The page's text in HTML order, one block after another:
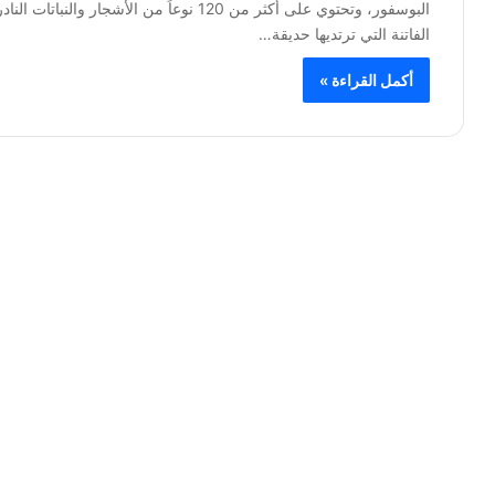
البوسفور، وتحتوي على أكثر من 120 نوعاً
الفاتنة التي ترتديها حديقة…
أكمل القراءة »